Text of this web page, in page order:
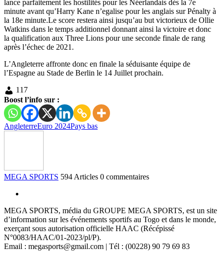
lance parfaitement les hostilités pour les Néerlandais dès la 7e
minute avant qu’Harry Kane n’egalise pour les anglais sur Pénalty à
la 18e minute.Le score restera ainsi jusqu’au but victorieux de Ollie
Watkins dans le temps additionnel donnant ainsi la victoire et donc
la qualification aux Three Lions pour une seconde finale de rang
après l’échec de 2021.
L’Angleterre affronte donc en finale la séduisante équipe de
l’Espagne au Stade de Berlin le 14 Juillet prochain.
117
Boost l’info sur :
AngleterreEuro 2024Pays bas
MEGA SPORTS 594 Articles 0 commentaires
MEGA SPORTS, média du GROUPE MEGA SPORTS, est un site
d’information sur les événements sportifs au Togo et dans le monde,
exerçant sous autorisation officielle HAAC (Récépissé
N°0083/HAAC/01-2023/pl/P).
Email : megasports@gmail.com | Tél : (00228) 90 79 69 83